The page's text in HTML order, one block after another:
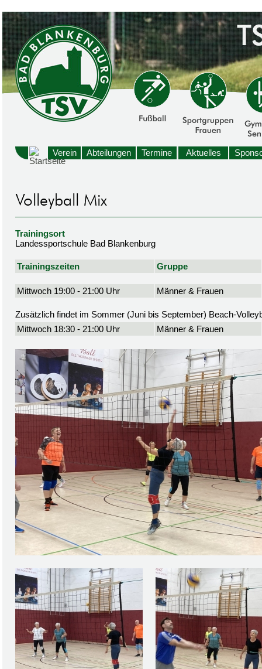
Verein Abteilungen Termine Aktuelles
Trainingsort
Landessportschule Bad Blankenburg
Trainingszeiten Gruppe
Mittwoch 19:00 - 21:00 Uhr Männer & Frauen
Zusätzlich findet im Sommer (Juni bis September) Beach-
Mittwoch 18:30 - 21:00 Uhr
Männer & Frauen